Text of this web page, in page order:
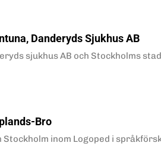
Danderyds Sjukhus AB
sjukhus AB och Stockholms
Bro
Stockholm inom Logoped i